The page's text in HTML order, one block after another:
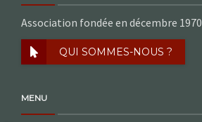
Association fondée en décembre 1970
QUI SOMMES-NOUS ?
MENU